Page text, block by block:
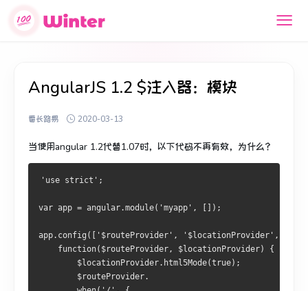
AngularJS 1.2 $注入器：模块
番长路易 2020-03-13
当使用angular 1.2代替1.07时，以下代码不再有效，为什么？
'use strict';
var app = angular.module('myapp', []);
app.config(['$routeProvider', '$locationProvider',
    function($routeProvider, $locationProvider) {
        $locationProvider.html5Mode(true);
        $routeProvider.